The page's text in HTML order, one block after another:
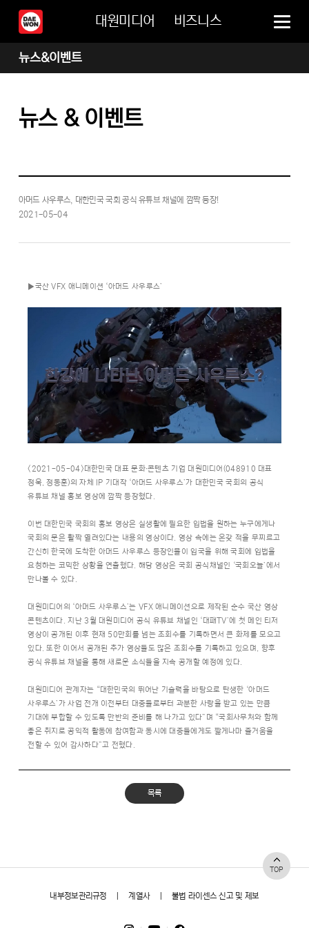
대원미디어 비즈니스
뉴스&이벤트
뉴스 & 이벤트
아머드 사우루스, 대한민국 국회 공식 유튜브 채널에 깜짝 등장!
2021-05-04
▶국산 VFX 애니메이션 ‘아머드 사우루스’
<2021-05-04>대한민국 대표 문화∙콘텐츠 기업 대원미디어(048910 대표
정욱, 정동훈)의 자체 IP 기대작 ‘아머드 사우루스’가 대한민국 국회의 공식
유튜브 채널 홍보 영상에 깜짝 등장했다.
이번 대한민국 국회의 홍보 영상은 실생활에 필요한 입법을 원하는 누구에게나
국회의 문은 활짝 열려있다는 내용의 영상이다. 영상 속에는 온갖 적을 무찌르고
간신히 한국에 도착한 아머드 사우루스 등장인물이 입국을 위해 국회에 입법을
요청하는 코믹한 상황을 연출했다. 해당 영상은 국회 공식채널인 ‘국회오늘’에서
만나볼 수 있다.
대원미디어의 ‘아머드 사우루스’는 VFX 애니메이션으로 제작된 순수 국산 영상
콘텐츠이다. 지난 3월 대원미디어 공식 유튜브 채널인 ‘대패TV’에 첫 메인 티저
영상이 공개된 이후 현재 50만회를 넘는 조회수를 기록하면서 큰 화제를 모으고
있다. 또한 이어서 공개된 추가 영상들도 많은 조회수를 기록하고 있으며, 향후
공식 유튜브 채널을 통해 새로운 소식들을 지속 공개할 예정에 있다.
대원미디어 관계자는 “대한민국의 뛰어난 기술력을 바탕으로 탄생한 ‘아머드
사우루스’가 사업 전개 이전부터 대중들로부터 과분한 사랑을 받고 있는 만큼
기대에 부합할 수 있도록 만반의 준비를 해 나가고 있다”며 “국회사무처와 함께
좋은 취지로 공익적 활동에 참여함과 동시에 대중들에게도 짧게나마 즐거움을
전할 수 있어 감사하다”고 전했다.
목록
TOP
내부정보관리규정 |계열사|불법 라이센스 신고 및 제보